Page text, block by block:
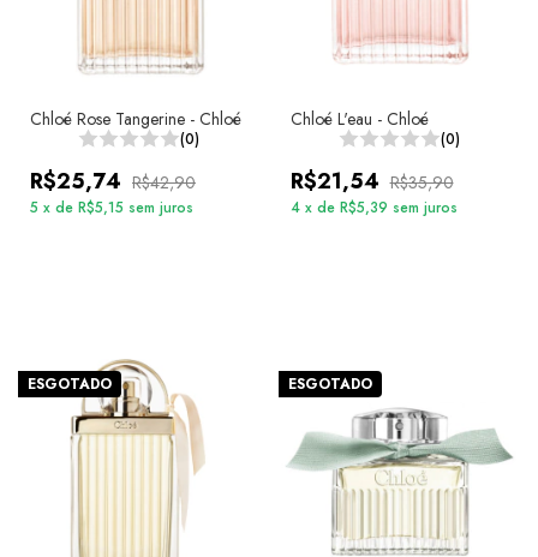
Chloé Rose Tangerine - Chloé
(0)
R$25,74 R$42,90
5 x de R$5,15 sem juros
Chloé L'eau - Chloé
(0)
R$21,54 R$35,90
4 x de R$5,39 sem juros
ESGOTADO ESGOTADO